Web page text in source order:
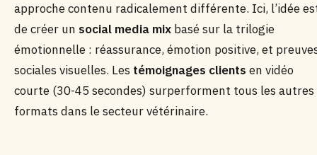
approche contenu radicalement différente. Ici, l’idée
de créer un social media mix basé sur la trilogie
émotionnelle : réassurance, émotion positive, et
sociales visuelles. Les témoignages clients en vidéo
courte (30-45 secondes) surperforment tous les autres
formats dans le secteur vétérinaire.